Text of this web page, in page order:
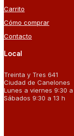
Carrito
Cómo comprar
Contacto
Local
Treinta y Tres 641
Ciudad de Canelones
Lunes a viernes 9:30 a
Sábados 9:30 a 13 h